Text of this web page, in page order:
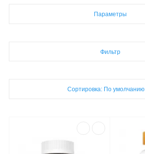
Параметры
Фильтр
Сортировка: По умолчанию